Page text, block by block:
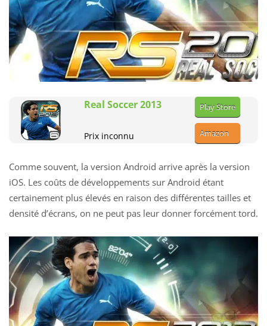
Real Soccer 2013
Prix inconnu
Play Store
Amazon
Comme souvent, la version Android arrive après la version
iOS. Les coûts de développements sur Android étant
certainement plus élevés en raison des différentes tailles et
densité d’écrans, on ne peut pas leur donner forcément tord.